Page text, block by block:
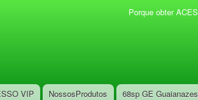
VIP NossosProdutos 68sp GE Guaianazes
Porque obter